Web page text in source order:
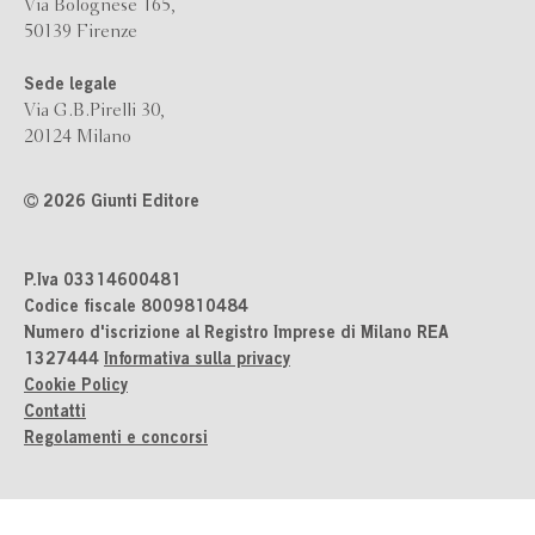
Via Bolognese 165,
50139 Firenze
Sede legale
Via G.B.Pirelli 30,
20124 Milano
2026 Giunti Editore
P.Iva 03314600481
Codice fiscale 8009810484
Numero d'iscrizione al Registro Imprese di Milano REA
1327444 Informativa sulla privacy
Cookie Policy
Contatti
Regolamenti e concorsi